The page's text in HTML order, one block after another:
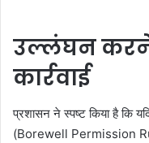
उल्लंघन करने
कार्रवाई
प्रशासन ने स्पष्ट किया है कि
(Borewell Permission